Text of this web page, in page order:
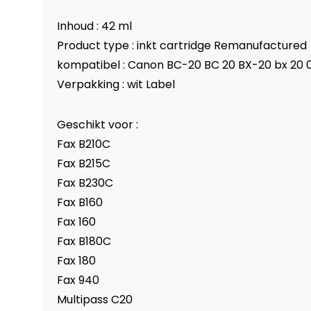
Inhoud : 42 ml
Product type : inkt cartridge Remanufactured
kompatibel : Canon BC-20 BC 20 BX-20 bx 20
Verpakking : wit Label
Geschikt voor :
Fax B210C
Fax B215C
Fax B230C
Fax B160
Fax 160
Fax B180C
Fax 180
Fax 940
Multipass C20